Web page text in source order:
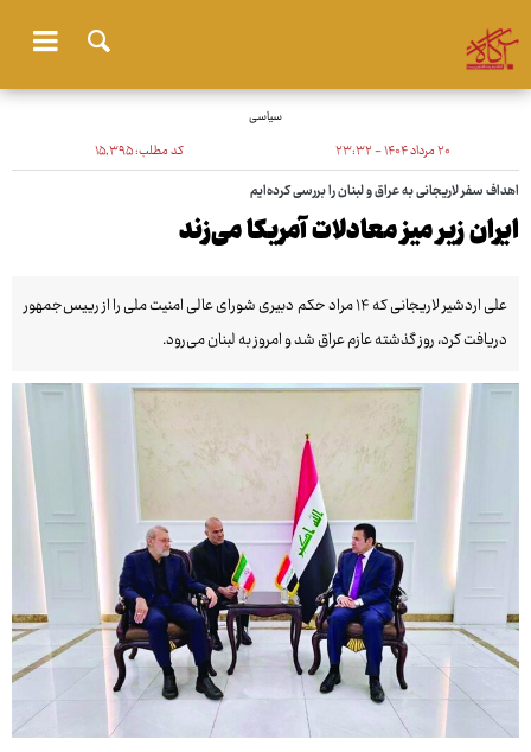
سیاسی
۲۰ مرداد ۱۴۰۴ - ۲۳:۳۲ کد مطلب:۱۵٬۳۹۵
اهداف سفر لاریجانی به عراق و لبنان را بررسی کرده‌ایم
ایران زیر میز معادلات آمریکا می‌زند
علی اردشیر لاریجانی که ۱۴ مراد حکم دبیری شورای عالی امنیت ملی را از رییس‌جمهور
دریافت کرد، روز گذشته عازم عراق شد و امروز به لبنان می‌رود.